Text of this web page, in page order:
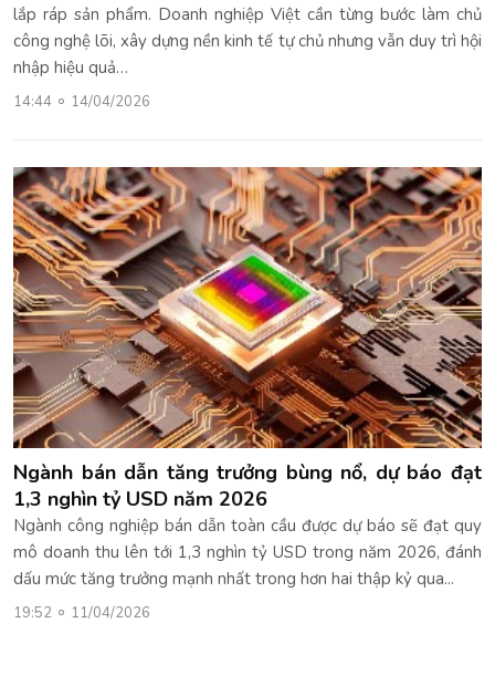
lắp ráp sản phẩm. Doanh nghiệp Việt cần từng bước làm chủ
công nghệ lõi, xây dựng nền kinh tế tự chủ nhưng vẫn duy trì hội
nhập hiệu quả…
14:44 14/04/2026
Ngành bán dẫn tăng trưởng bùng nổ, dự báo đạt
1,3 nghìn tỷ USD năm 2026
Ngành công nghiệp bán dẫn toàn cầu được dự báo sẽ đạt quy
mô doanh thu lên tới 1,3 nghìn tỷ USD trong năm 2026, đánh
dấu mức tăng trưởng mạnh nhất trong hơn hai thập kỷ qua...
19:52 11/04/2026